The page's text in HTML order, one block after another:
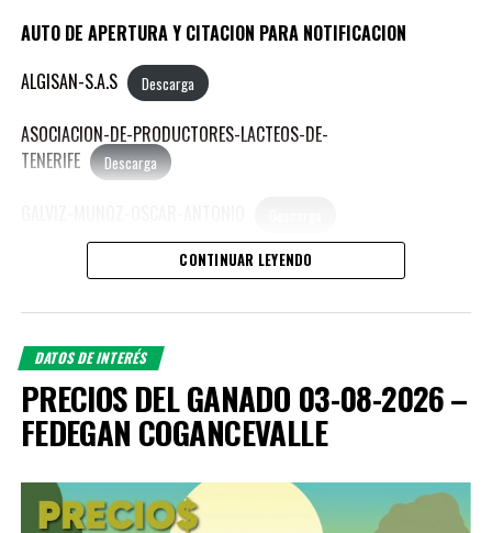
AUTO DE APERTURA Y CITACION PARA NOTIFICACION
ALGISAN-S.A.S
Descarga
ASOCIACION-DE-PRODUCTORES-LACTEOS-DE-
TENERIFE
Descarga
HENAO-GONZALES-CARLOS-ANDRES Descarga
MEJIA-ALVARADO-MANUEL-JOSE Descarga
MEJIA-SIERRA-REINA-LUCIA
MORALES-AGUDELO-JORGE-ANDRES Descarga
OROZCO-ZAPATA-PAULO-ANDRES Descarga
CONTINUAR LEYENDO
DATOS DE INTERÉS
PRECIOS DEL GANADO 03-08-2026 –
FEDEGAN COGANCEVALLE